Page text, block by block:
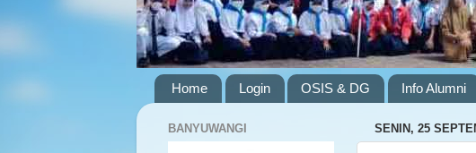
Home Login OSIS & DG Info Alumni
SENIN, 25
BANYUWANGI